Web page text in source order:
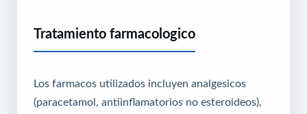
Tratamiento farmacologico
Los farmacos utilizados incluyen analgesicos
(paracetamol, antiinflamatorios no esteroideos),